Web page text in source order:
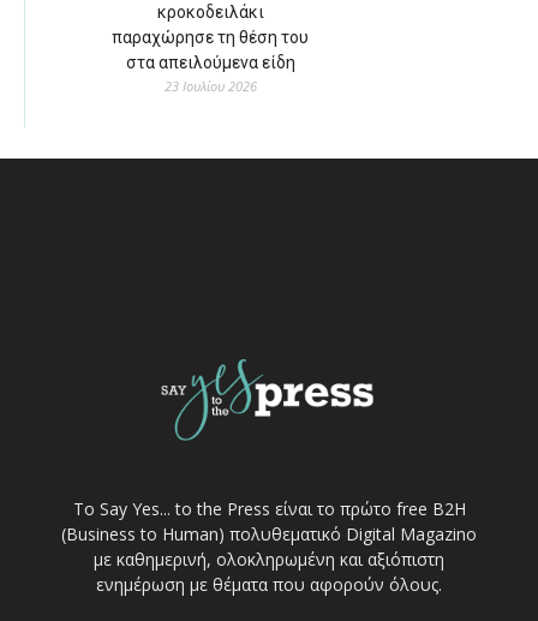
κροκοδειλάκι
παραχώρησε τη θέση του
στα απειλούμενα είδη
23 Ιουλίου 2026
Το Say Yes... to the Press είναι το πρώτο free Β2Η
(Business to Human) πολυθεματικό Digital Magazino
με καθημερινή, ολοκληρωμένη και αξιόπιστη
ενημέρωση με θέματα που αφορούν όλους.